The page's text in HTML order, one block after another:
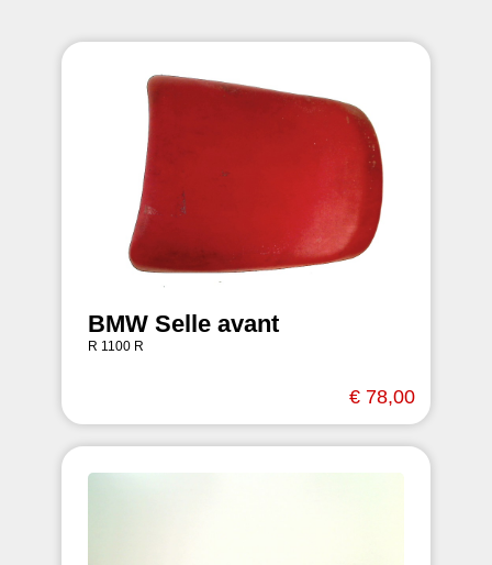
BMW Selle avant
R 1100 R
€ 78,00